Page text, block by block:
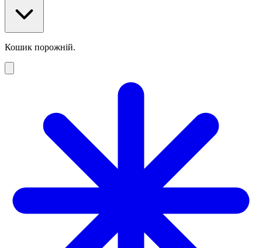
Кошик порожній.